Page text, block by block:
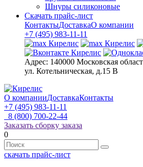
Шнуры силиконовые
Скачать прайс-лист
КонтактыДоставкаО компании
+7 (495) 983-11-11
Адрес: 140000 Московская
ул. Котельническая, д.15 В
О компанииДоставкаКонтакты
+7 (495) 983-11-11
8 (800) 700-22-44
Заказать сборку заказа
0
скачать прайс-лист